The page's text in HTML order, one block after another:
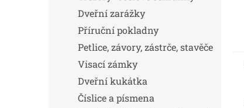
Dveřní zarážky
Příruční pokladny
Petlice, závory, zástrče, stavěče
Visací zámky
Dveřní kukátka
Číslice a písmena